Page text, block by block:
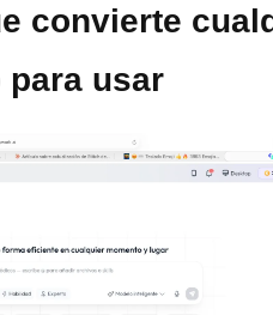
convierte
para usar